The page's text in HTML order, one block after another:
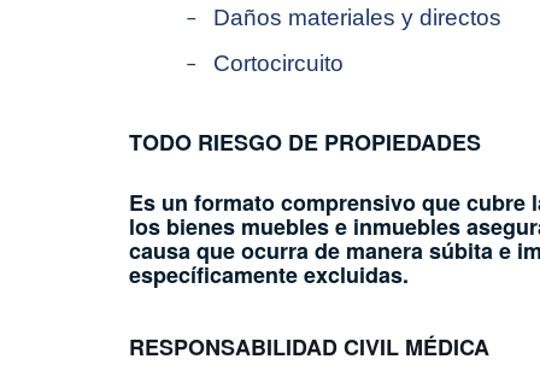
– Daños materiales y directos
– Cortocircuito
TODO RIESGO DE PROPIEDADES
Es un formato comprensivo que
los bienes muebles e inmuebles
causa que ocurra de manera súbita e
específicamente excluidas.
RESPONSABILIDAD CIVIL MÉDICA